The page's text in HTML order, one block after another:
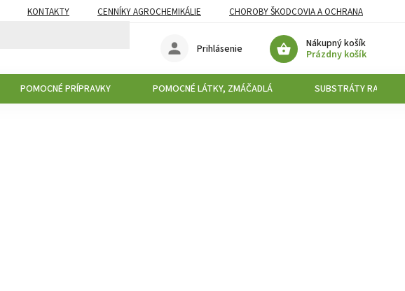
KONTAKTY CENNÍKY AGROCHEMIKÁLIE CHOROBY ŠKODCOVIA A OCHRANA
Nákupný košík
Prázdny košík
Prihlásenie
POMOCNÉ PRÍPRAVKY POMOCNÉ LÁTKY, ZMÁČADLÁ SUBSTRÁTY